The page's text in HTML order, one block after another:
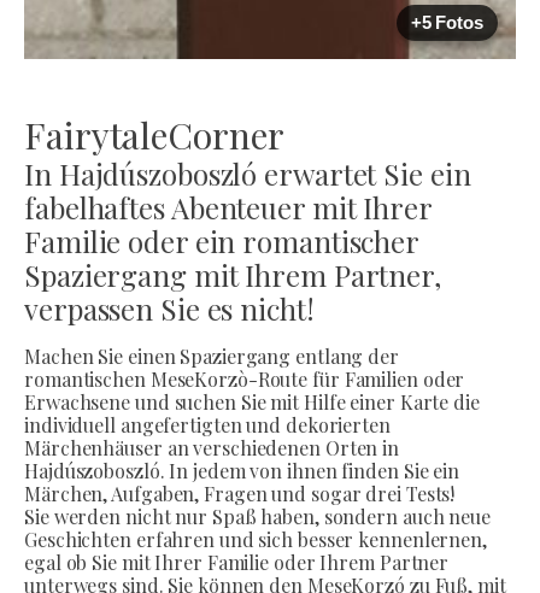
+5 Fotos
FairytaleCorner
In Hajdúszoboszló erwartet Sie ein
fabelhaftes Abenteuer mit Ihrer
Familie oder ein romantischer
Spaziergang mit Ihrem Partner,
verpassen Sie es nicht!
Machen Sie einen Spaziergang entlang der
romantischen MeseKorzò-Route für Familien oder
Erwachsene und suchen Sie mit Hilfe einer Karte die
individuell angefertigten und dekorierten
Märchenhäuser an verschiedenen Orten in
Hajdúszoboszló. In jedem von ihnen finden Sie ein
Märchen, Aufgaben, Fragen und sogar drei Tests!
Sie werden nicht nur Spaß haben, sondern auch neue
Geschichten erfahren und sich besser kennenlernen,
egal ob Sie mit Ihrer Familie oder Ihrem Partner
unterwegs sind. Sie können den MeseKorzó zu Fuß, mit